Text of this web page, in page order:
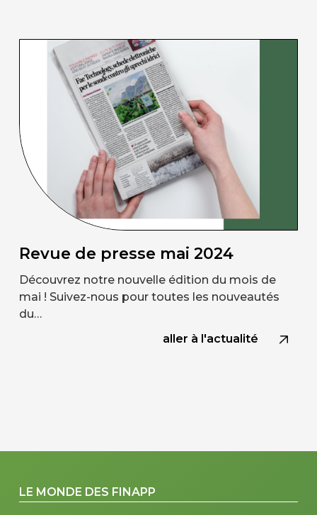
Revue de presse mai 2024
Découvrez notre nouvelle édition du mois de
mai ! Suivez-nous pour toutes les nouveautés
du…
aller à l'actualité
LE MONDE DES FINAPP